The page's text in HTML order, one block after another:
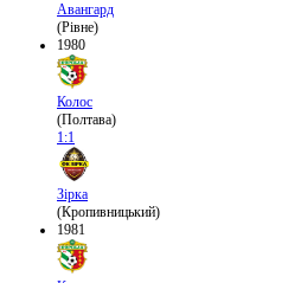
Авангард
(Рівне)
1980
Колос
(Полтава)
1:1
Зірка
(Кропивницький)
1981